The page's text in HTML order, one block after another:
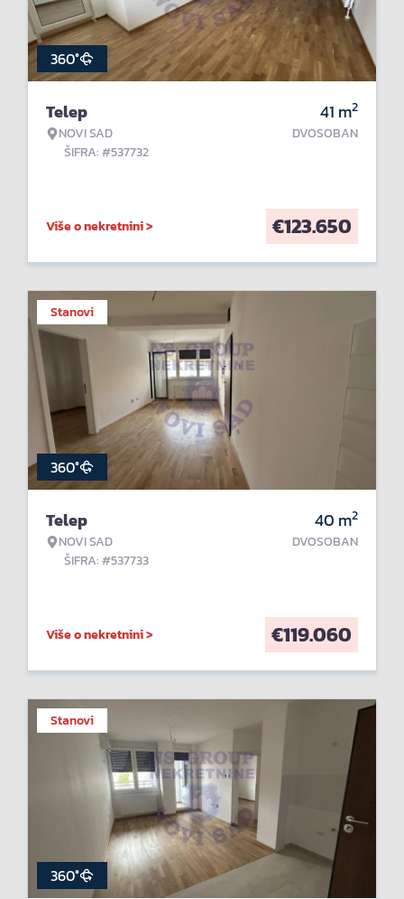
360°
Telep
NOVI SAD
ŠIFRA: #537732
41 m2
DVOSOBAN
Više o nekretnini > €123.650
Stanovi
360°
Telep
NOVI SAD
ŠIFRA: #537733
40 m2
DVOSOBAN
Više o nekretnini > €119.060
Stanovi
360°